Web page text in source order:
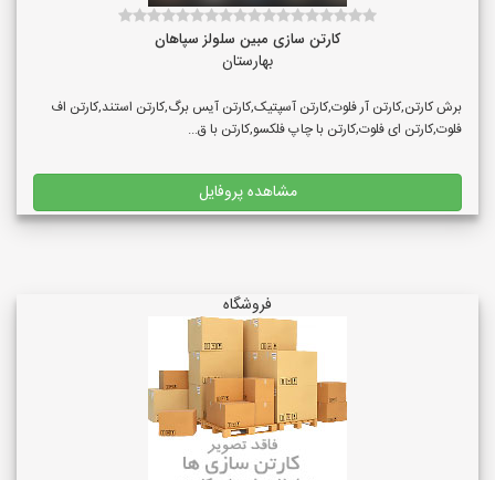
کارتن سازی مبین سلولز سپاهان
بهارستان
برش کارتن,کارتن آر فلوت,کارتن آسپتیک,کارتن آیس برگ,کارتن استند,کارتن اف
فلوت,کارتن ای فلوت,کارتن با چاپ فلکسو,کارتن با ق...
مشاهده پروفایل
فروشگاه